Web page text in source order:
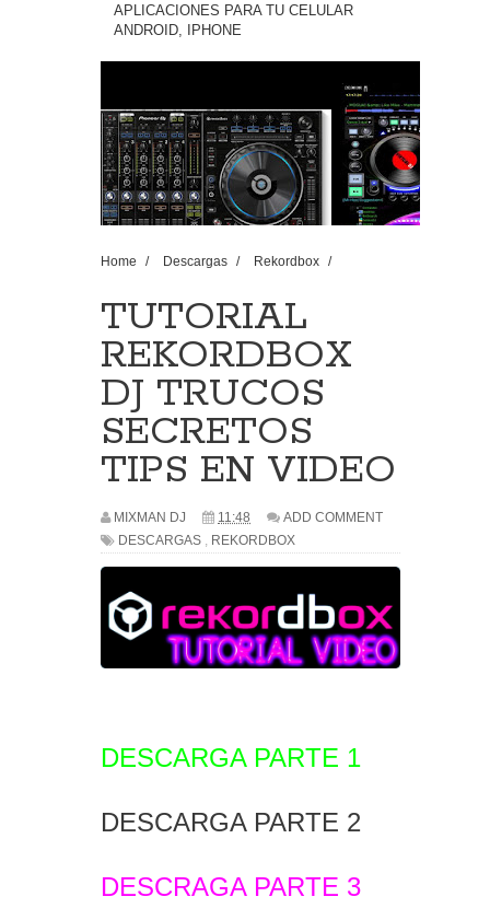
APLICACIONES PARA TU CELULAR
ANDROID, IPHONE
Home / Descargas / Rekordbox
/
TUTORIAL
REKORDBOX
DJ TRUCOS
SECRETOS
TIPS EN VIDEO
MIXMAN DJ 11:48
ADD COMMENT
DESCARGAS , REKORDBOX
DESCARGA PARTE 1
DESCARGA PARTE 2
DESCRAGA PARTE 3